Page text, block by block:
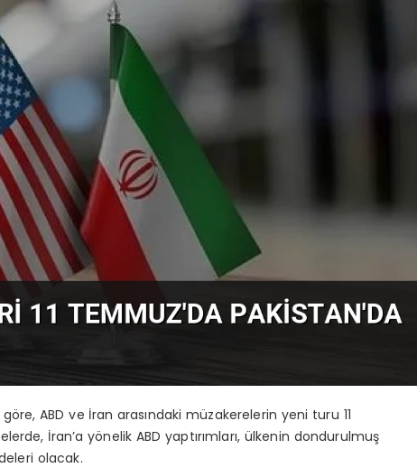
ABD ve İran arasındaki müzakerelerin yeni turu 11
İran’a yönelik ABD yaptırımları, ülkenin dondurulmuş
olacak.